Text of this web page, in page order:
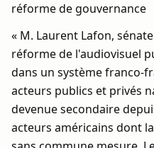
réforme de gouvernance
« M. Laurent Lafon,
réforme de l'audiovisuel
dans un système franco-
acteurs publics et privés
devenue secondaire
acteurs américains dont